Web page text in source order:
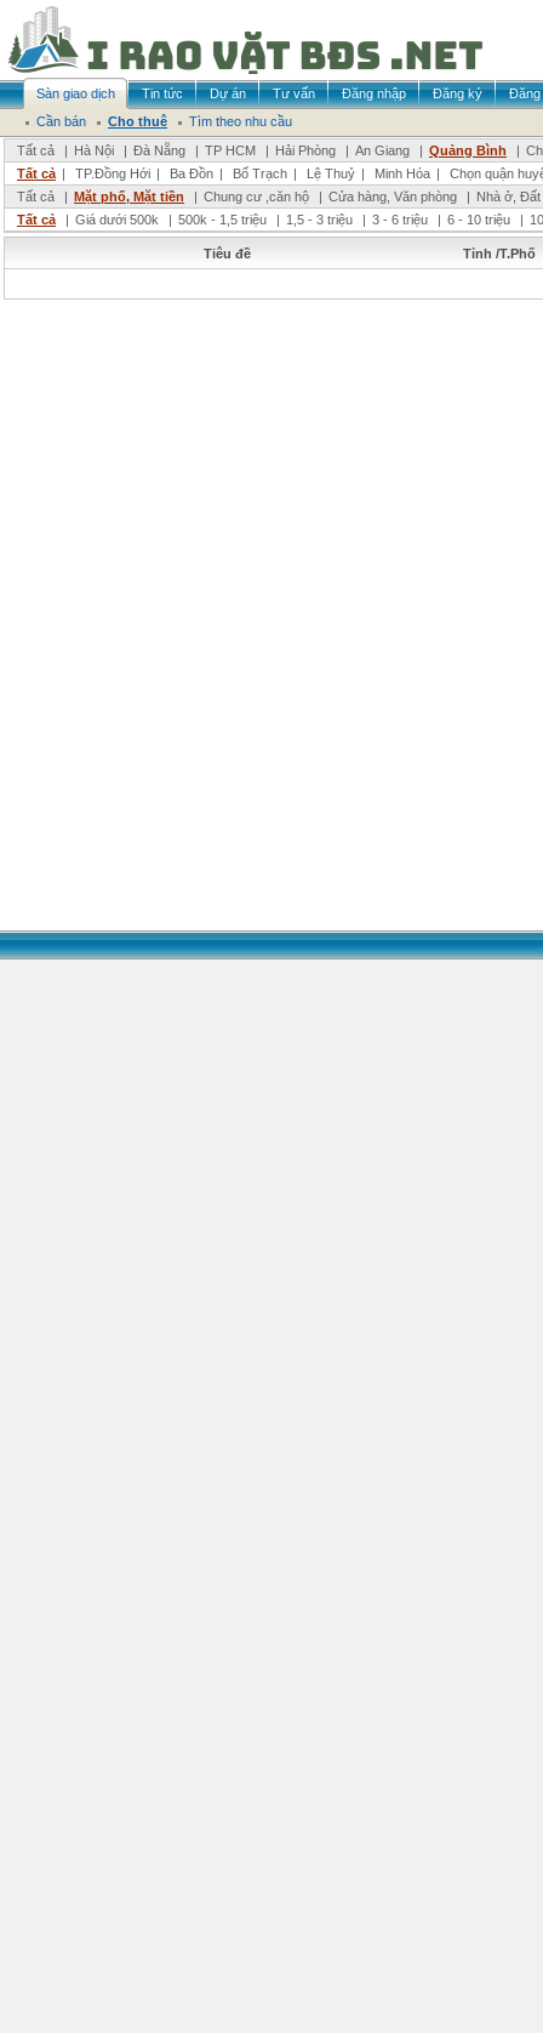
Sàn giao dịch Tin tức Dự án Tư vấn Đăng nhập Đăng ký
Đăng
Cần bán
Cho thuê
Tìm theo nhu cầu
Tất cả
| Hà Nội | Đà Nẵng | TP HCM | Hải Phòng | An Giang | Quảng Bình |
Tất cả | TP.Đồng Hới | Ba Đồn | Bố Trạch | Lệ Thuỷ | Minh Hóa |
Chọn quận
Tất cả
| Mặt phố, Mặt tiền | Chung cư ,căn hộ | Cửa hàng, Văn phòng | Nhà ở,
Tất cả
| Giá dưới 500k | 500k - 1,5 triệu | 1,5 - 3 triệu | 3 - 6 triệu | 6 - 10 triệu |
Tiêu đề Tỉnh /T.Phố